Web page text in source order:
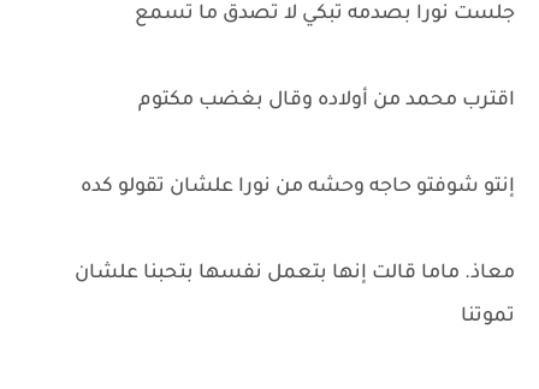
جلست نورا بصدمه تبكي لا تصدق ما تسمع
اقترب محمد من أولاده وقال بغضب مكتوم
إنتو شوفتو حاجه وحشه من نورا علشان تقولو كده
معاذ. ماما قالت إنها بتعمل نفسها بتحبنا علشان
تموتنا